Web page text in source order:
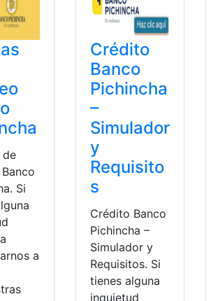
de
Si
a
Crédito
Banco
Pichincha
–
Simulador
y
Requisito
s
Crédito Banco
Pichincha –
Simulador y
Requisitos. Si
tienes alguna
inquietud